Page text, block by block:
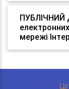
ПУБЛІЧНИЙ
мережі